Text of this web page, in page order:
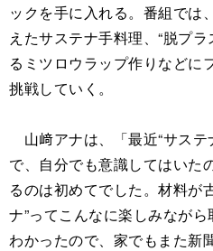
ックを手に入れる。番組では
えたサステナ手料理、“脱プ
るミツロウラップ作りなどに
挑戦していく。
山﨑アナは、「最近“サステ
で、自分でも意識してはいた
るのは初めてでした。材料が
ナ”ってこんなに楽しみなが
わかったので、家でもまた新